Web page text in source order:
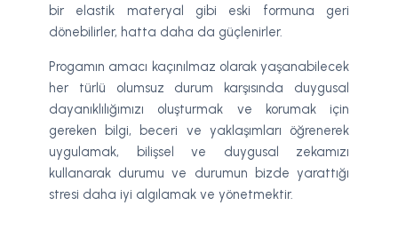
bir elastik materyal gibi eski formuna geri
dönebilirler, hatta daha da güçlenirler.
Progamın amacı kaçınılmaz olarak yaşanabilecek
her türlü olumsuz durum karşısında duygusal
dayanıklılığımızı oluşturmak ve korumak için
gereken bilgi, beceri ve yaklaşımları öğrenerek
uygulamak, bilişsel ve duygusal zekamızı
kullanarak durumu ve durumun bizde yarattığı
stresi daha iyi algılamak ve yönetmektir.